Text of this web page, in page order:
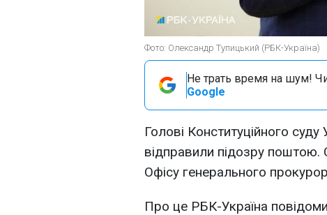
Фото: Олександр Тупицький (РБК-Україна)
Не трать время на шум!
Google
Голові Конституційного суду
відправили підозру поштою.
Офісу генерального
Про це РБК-Україна